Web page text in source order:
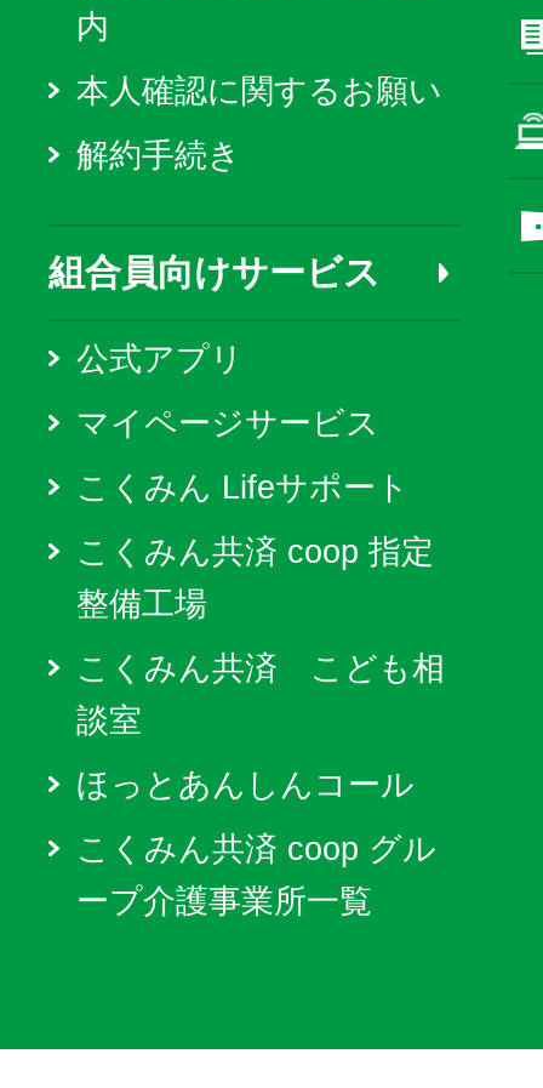
内
本人確認に関するお願い
解約手続き
組合員向けサービス
公式アプリ
マイページサービス
こくみん Lifeサポート
こくみん共済 coop 指定
整備工場
こくみん共済 こども相
談室
ほっとあんしんコール
こくみん共済 coop グル
ープ介護事業所一覧